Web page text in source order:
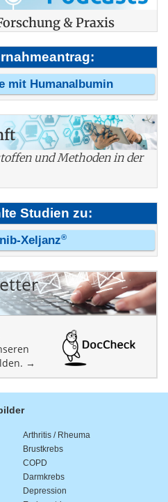
& Praxis
mit Humanalbumin
und Methoden in der
Studien zu:
Xeljanz®
→
Arthritis / Rheuma
Brustkrebs
COPD
Darmkrebs
Depression